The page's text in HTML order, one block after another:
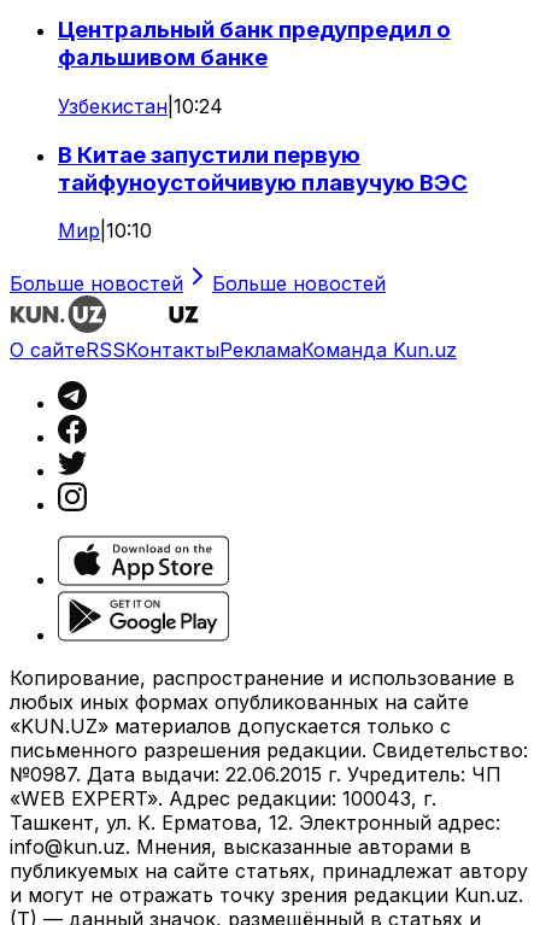
Центральный банк предупредил о
фальшивом банке
Узбекистан 10:24
В Китае запустили первую
тайфуноустойчивую плавучую ВЭС
Мир 10:10
Больше новостей Больше новостей
О сайтеRSSКонтактыРекламаКоманда Kun.uz
Копирование, распространение и использование в
любых иных формах опубликованных на сайте
«KUN.UZ» материалов допускается только с
письменного разрешения редакции. Свидетельство:
№0987. Дата выдачи: 22.06.2015 г. Учредитель: ЧП
«WEB EXPERT». Адрес редакции: 100043, г.
Ташкент, ул. К. Ерматова, 12. Электронный адрес:
info@kun.uz. Мнения, высказанные авторами в
публикуемых на сайте статьях, принадлежат автору
и могут не отражать точку зрения редакции Kun.uz.
(T) — данный значок, размещённый в статьях и